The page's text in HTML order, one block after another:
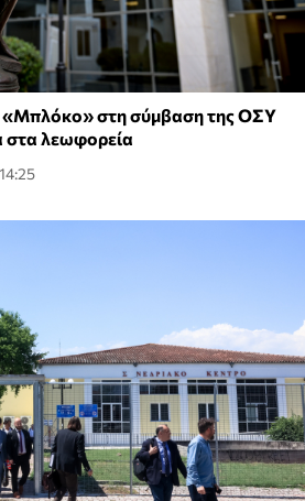
«Μπλόκο» στη σύμβαση της ΟΣΥ
στα λεωφορεία